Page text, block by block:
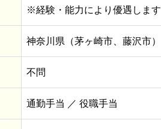
青果店《8sai》 求人情報 会社概要
※経験・能力により優遇します
神奈川県（茅ヶ崎市、藤沢市）
不問
通勤手当 ／ 役職手当